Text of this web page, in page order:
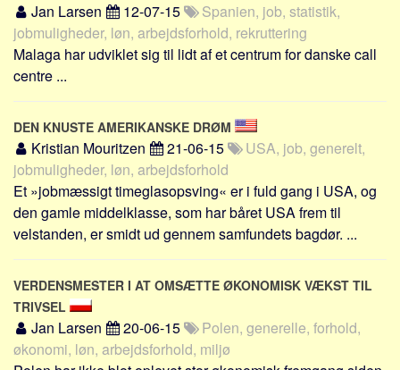
Jan Larsen 12-07-15
Spanien, job, statistik,
jobmuligheder, løn, arbejdsforhold, rekruttering
Malaga har udviklet sig til lidt af et centrum for danske call
centre ...
DEN KNUSTE AMERIKANSKE DRØM
Kristian Mouritzen 21-06-15
USA, job, generelt,
jobmuligheder, løn, arbejdsforhold
Et »jobmæssigt timeglasopsving« er i fuld gang i USA, og
den gamle middelklasse, som har båret USA frem til
velstanden, er smidt ud gennem samfundets bagdør. ...
VERDENSMESTER I AT OMSÆTTE ØKONOMISK VÆKST TIL
TRIVSEL
Jan Larsen 20-06-15
Polen, generelle, forhold,
økonomi, løn, arbejdsforhold, miljø